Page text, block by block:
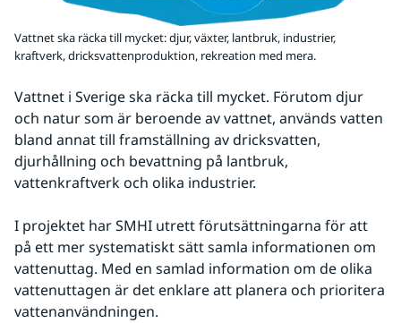
Vattnet ska räcka till mycket: djur, växter, lantbruk, industrier,
kraftverk, dricksvattenproduktion, rekreation med mera.
Vattnet i Sverige ska räcka till mycket. Förutom djur
och natur som är beroende av vattnet, används vatten
bland annat till framställning av dricksvatten,
djurhållning och bevattning på lantbruk,
vattenkraftverk och olika industrier.
I projektet har SMHI utrett förutsättningarna för att
på ett mer systematiskt sätt samla informationen om
vattenuttag. Med en samlad information om de olika
vattenuttagen är det enklare att planera och prioritera
vattenanvändningen.